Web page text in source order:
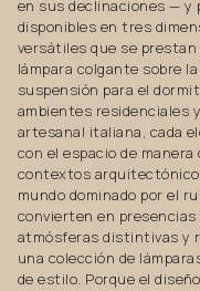
en sus declinaciones — y
disponibles en tres
versátiles que se prestan
lámpara colgante sobre
suspensión para el
ambientes residenciales
artesanal italiana, cada
con el espacio de
contextos
mundo dominado por el
convierten en
atmósferas distintivas y
una colección de
de estilo. Porque el